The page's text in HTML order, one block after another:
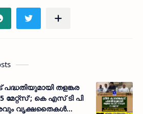
തളങ്കര
കെ എസ് ടി പി
വൃക്ഷതൈകള്‍